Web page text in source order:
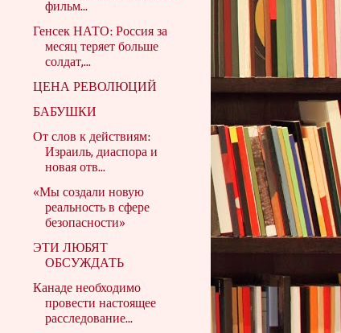
фильм...
Генсек НАТО: Россия за
месяц теряет больше
солдат,...
ЦЕНА РЕВОЛЮЦИЙ
БАБУШКИ
От слов к действиям:
Израиль, диаспора и
новая отв...
«Мы создали новую
реальность в сфере
безопасности»
ЭТИ ЛЮБЯТ
ОБСУЖДАТЬ
Канаде необходимо
провести настоящее
расследование...